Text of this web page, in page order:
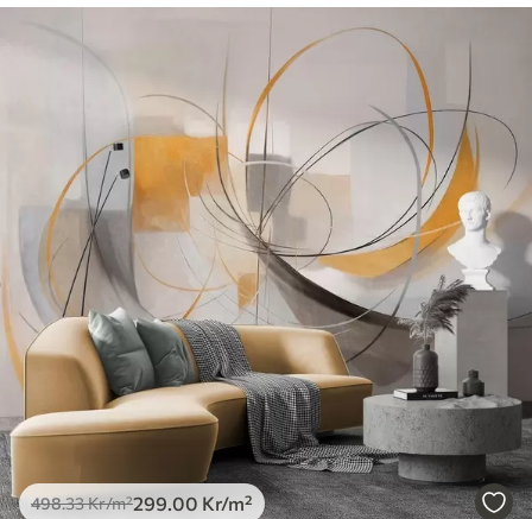
498.33Kr/m²299 .00 Kr/m²